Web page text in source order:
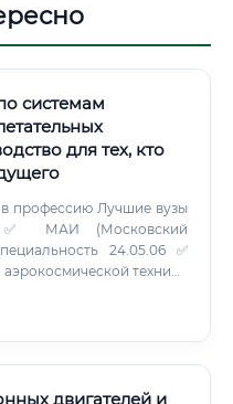
системам
для тех, кто
Лучшие вузы
24.05.06 ✅
техники
двигателей и